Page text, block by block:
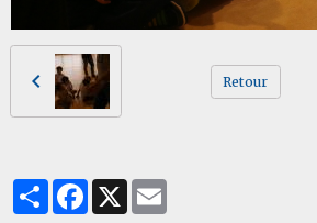
Retour
PartagerFacebook
X